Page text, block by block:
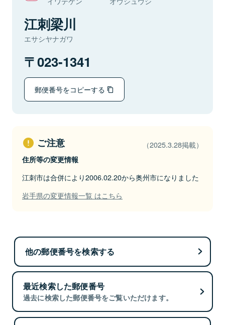
江刺梁川
エサシヤナガワ
023-1341
郵便番号をコピーする
ご注意 （2025.3.28掲載）
住所等の変更情報
江刺市は合併により2006.02.20から奥州市になりました
岩手県の変更情報一覧 はこちら
他の郵便番号を検索する
最近検索した郵便番号
過去に検索した郵便番号をご覧いただけます。